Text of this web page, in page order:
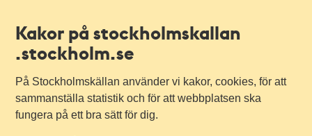
Kakor på stockholmskallan
.stockholm.se
På Stockholmskällan använder vi kakor, cookies, för att
sammanställa statistik och för att webbplatsen ska
fungera på ett bra sätt för dig.